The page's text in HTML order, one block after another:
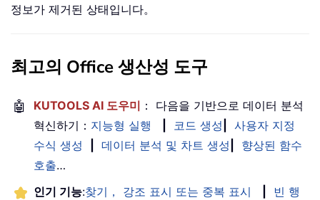
정보가 제거된 상태입니다。
최고의 Office 생산성 도구
🤖 KUTOOLS AI 도우미 ： 다음을 기반으로 데이터 분석
혁신하기： 지능형 실행 코드 생성
사용자 지정
수식 생성
데이터 분석 및 차트 생성
향상된 함수
호출…
인기 기능:찾기， 강조 표시 또는 중복 표시
빈 행